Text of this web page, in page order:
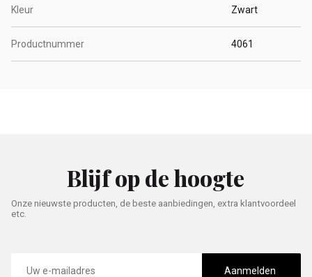
Kleur Zwart
Productnummer 4061
Blijf op de hoogte
Onze nieuwste producten, de beste aanbiedingen, extra klantvoordeel
etc.
mailadres
Aanmelden